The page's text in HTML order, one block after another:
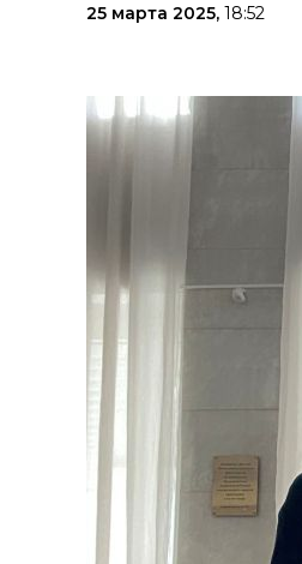
25 марта 2025, 18:52